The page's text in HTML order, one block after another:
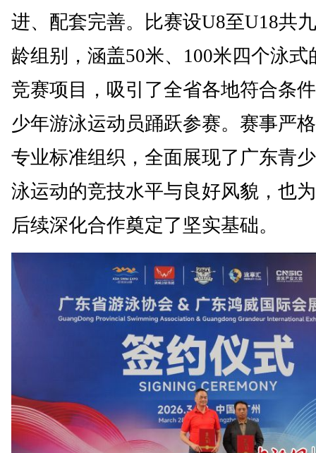
进、配套完善。比赛设U8至U18共
龄组别，涵盖50米、100米四个泳式
竞赛项目，吸引了全省各地符合条
少年游泳运动员踊跃参赛。赛事严
专业标准组织，全面展现了广东青
泳运动的竞技水平与良好风貌，也
后续深化合作奠定了坚实基础。